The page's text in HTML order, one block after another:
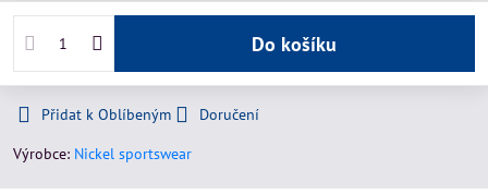
Do košíku
Přidat k Oblíbeným
Doručení
Výrobce: Nickel sportswear